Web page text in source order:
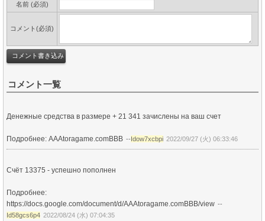
名前 (必須)
コメント(必須)
コメント一覧
Денежные средства в размере + 21 341 зачислены на ваш счет
Подробнее: AAAtoragame.comBBB -- Idow7xcbpi 2022/09/27 (火) 06:33:46
Счёт 13375 - успешно пополнен
Подробнее:
https://docs.google.com/document/d/AAAtoragame.comBBB/view --
Id58gcs6p4 2022/08/24 (水) 07:04:35